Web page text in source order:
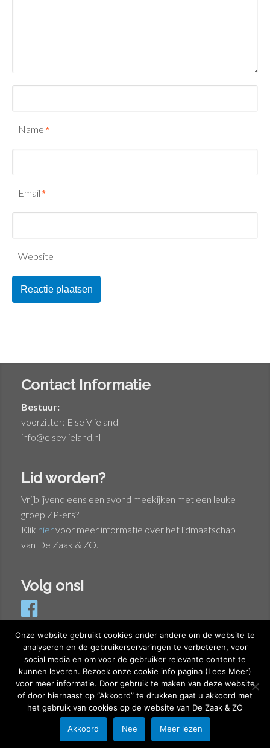
Name *
Email *
Website
Contact Informatie
Bestuur:
voorzitter: Else Vlieland
info@elsevlieland.nl
Lid worden?
Vrijblijvend eens een avond meekijken met een leuke
groep ZP-ers?
Klik hiervoor meer informatie over het lidmaatschap
van De Zaak & ZO.
Volg ons!
Privacyverklaring
Cookieverklaring
© 2026 DeZaakEnZo
Onze website gebruikt cookies onder andere om de website te
analyseren en de gebruikerservaringen te verbeteren, voor
social media en om voor de gebruiker relevante content te
kunnen leveren. Bezoek onze cookie info pagina (Lees Meer)
voor meer informatie. Door gebruik te maken van deze website
of door hiernaast op “Akkoord” te drukken gaat u akkoord met
het gebruik van cookies op de website van De Zaak & ZO
Akkoord Nee Meer lezen